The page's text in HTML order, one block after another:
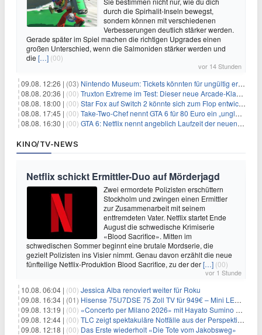
durch die Spirhalit-Inseln bewegst,
sondern können mit verschiedenen
Verbesserungen deutlich stärker werden.
Gerade später im Spiel machen die richtigen Upgrades einen
großen Unterschied, wenn die Salmoniden stärker werden und
die […] (00)
vor 14 Stunden
09.08. 12:26 | (03) Nintendo Museum: Tickets könnten für ungültig erklärt werden!
08.08. 20:36 | (00) Truxton Extreme im Test: Dieser neue Arcade-Klassiker verzeiht dir gar nichts
08.08. 18:00 | (00) Star Fox auf Switch 2 könnte sich zum Flop entwickeln
08.08. 17:45 | (00) Take-Two-Chef nennt GTA 6 für 80 Euro ein „unglaubliches Schnäppchen“
08.08. 16:30 | (00) GTA 6: Netflix nennt angeblich Laufzeit der neuen Gameplay-Präsentation
KINO/TV-NEWS
Netflix schickt Ermittler-Duo auf Mörderjagd
Zwei ermordete Polizisten erschüttern
Stockholm und zwingen einen Ermittler
zur Zusammenarbeit mit seinem
entfremdeten Vater. Netflix startet Ende
August die schwedische Krimiserie
«Blood Sacrifice». Mitten im
schwedischen Sommer beginnt eine brutale Mordserie, die
gezielt Polizisten ins Visier nimmt. Genau davon erzählt die neue
fünfteilige Netflix-Produktion Blood Sacrifice, zu der der[…] (00)
vor 1 Stunde
10.08. 06:04 | (00) Jessica Alba renoviert weiter für Roku
09.08. 16:34 | (01) Hisense 75U7DSE 75 Zoll TV für 949€ – Mini LED, 144Hz, 2026
09.08. 13:19 | (00) «Concerto per Milano 2026» mit Hayato Sumino kommt zu arte
09.08. 12:44 | (00) TLC zeigt spektakuläre Notfälle aus der Perspektive der Patienten
09.08. 12:18 | (00) Das Erste wiederholt «Die Tote vom Jakobsweg»